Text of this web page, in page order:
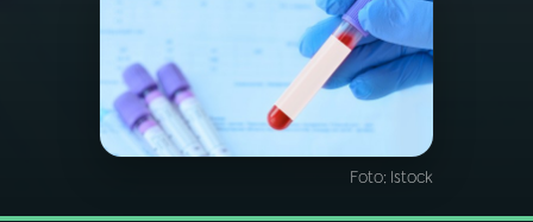
PROGRAMAS
Foto: Istock